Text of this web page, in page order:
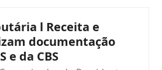
l Receita e
documentação
e da CBS